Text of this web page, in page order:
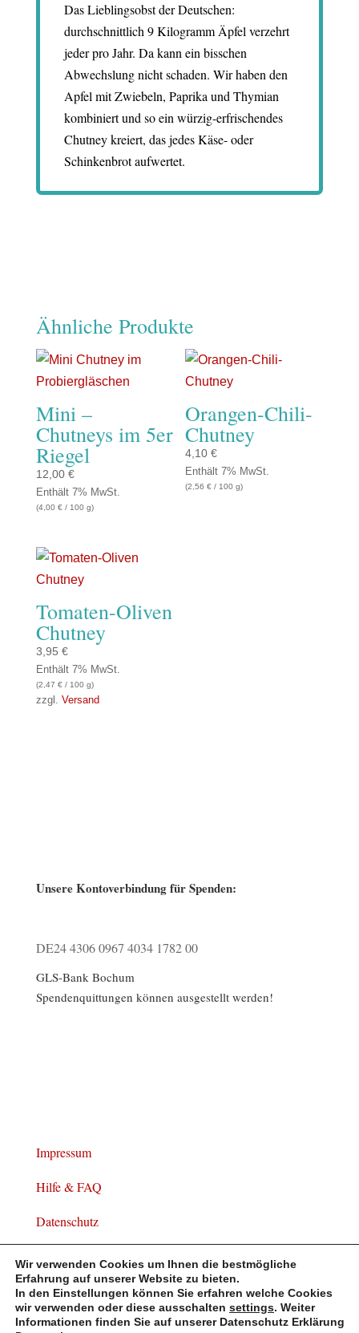
Das Lieblingsobst der Deutschen:
durchschnittlich 9 Kilogramm Äpfel verzehrt
jeder pro Jahr. Da kann ein bisschen
Abwechslung nicht schaden. Wir haben den
Apfel mit Zwiebeln, Paprika und Thymian
kombiniert und so ein würzig-erfrischendes
Chutney kreiert, das jedes Käse- oder
Schinkenbrot aufwertet.
Ähnliche Produkte
Mini –
Chutneys im 5er
Riegel
12,00 €
Enthält 7% MwSt.
(4,00 €/ 100 g)
Orangen-Chili-
Chutney
4,10€
Enthält 7% MwSt.
(2,56€ / 100 g)
Tomaten-Oliven
Chutney
3,95 €
Enthält 7% MwSt.
(2,47 €/ 100 g)
zzgl. Versand
Unsere Kontoverbindung für Spenden:
DE24 4306 0967 4034 1782 00
GLS-Bank Bochum
Spendenquittungen können ausgestellt werden!
Impressum
Hilfe & FAQ
Datenschutz
Widerrufsbelehrung
Wir verwenden Cookies um Ihnen die bestmögliche
Erfahrung auf unserer Website zu bieten.
In den Einstellungen können Sie erfahren welche Cookies
wir verwenden oder diese ausschalten settings. Weiter
Informationen finden Sie auf unserer Datenschutz Erklärung